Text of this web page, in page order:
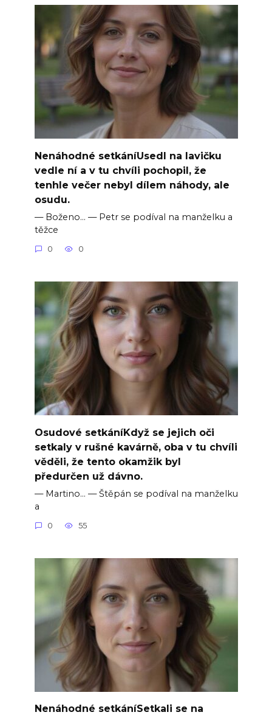
Nenáhodné setkáníUsedl na lavičku
vedle ní a v tu chvíli pochopil, že
tenhle večer nebyl dílem náhody, ale
osudu.
— Boženo… — Petr se podíval na manželku a
těžce
0 0
Osudové setkáníKdyž se jejich oči
setkaly v rušné kavárně, oba v tu chvíli
věděli, že tento okamžik byl
předurčen už dávno.
— Martino… — Štěpán se podíval na manželku
a
0 55
Nenáhodné setkáníSetkali se na